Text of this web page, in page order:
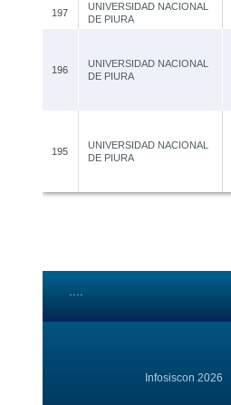
197
UNIVERSIDAD NACIONAL
DE PIURA
196
UNIVERSIDAD NACIONAL
DE PIURA
195
UNIVERSIDAD NACIONAL
DE PIURA
Infosiscon 2026